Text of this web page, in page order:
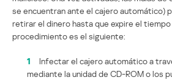
se encuentran ante el cajero automático)
retirar el dinero hasta que expire el tiempo
procedimiento es el siguiente:
1
Infectar el cajero automático a
mediante la unidad de CD-ROM o los